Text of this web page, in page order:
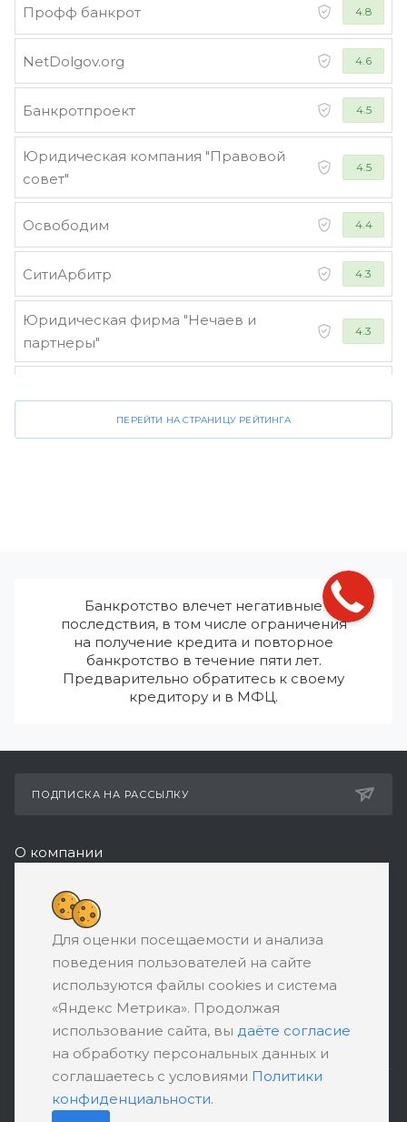
Профф банкрот 4.8
NetDolgov.org 4.6
Банкротпроект 4.5
Юридическая компания "Правовой
совет"
4.5
Освободим 4.4
СитиАрбитр 4.3
Юридическая фирма "Нечаев и
партнеры"
4.3
ПЕРЕЙТИ НА СТРАНИЦУ РЕЙТИНГА
Банкротство влечет негативные
последствия, в том числе ограничения
на получение кредита и повторное
банкротство в течение пяти лет.
Предварительно обратитесь к своему
кредитору и в МФЦ.
ПОДПИСКА НА РАССЫЛКУ
О компании
Реквизиты
+7 (495) 532-05-11
ЗАКАЗАТЬ ЗВОНОК
support@ratingbankrotstva.ru
111398, Москва, ул. Плеханова, д. 30,
абонентский ящик №5
ПОЛИТИКА КОНФИДЕНЦИАЛЬНОСТИ
Для оценки посещаемости и анализа
поведения пользователей на сайте
используются файлы cookies и система
«Яндекс Метрика». Продолжая
использование сайта, вы даёте согласие
на обработку персональных данных и
соглашаетесь с условиями Политики
конфиденциальности.